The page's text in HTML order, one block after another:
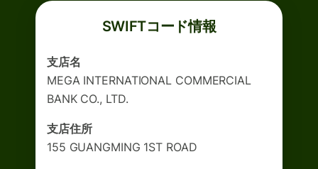
SWIFTコード情報
支店名
MEGA INTERNATIONAL COMMERCIAL
BANK CO., LTD.
支店住所
155 GUANGMING 1ST ROAD